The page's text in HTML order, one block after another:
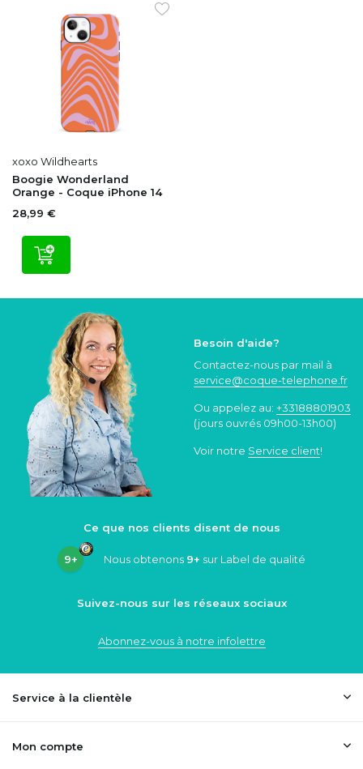
xoxo Wildhearts
Boogie Wonderland
Orange - Coque iPhone 14
28,99 €
Besoin d'aide?
Contactez-nous par mail à
service@coque-telephone.fr
Ou appelez au: +33188801903
(jours ouvrés 09h00-13h00)
Voir notre Service client!
Ce que nos clients disent de nous
9+ Nous obtenons 9+ sur Label de qualité
Suivez-nous sur les réseaux sociaux
Abonnez-vous à notre infolettre
Service à la clientèle
Mon compte